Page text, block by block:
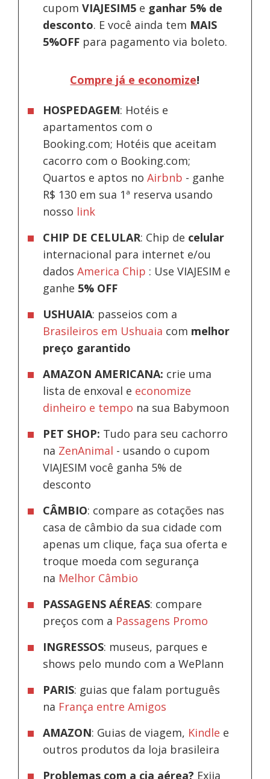
cupomVIAJESIM5 e ganhar 5% de
desconto. E você ainda tem MAIS
5%OFF para pagamento via boleto.
Compre já e economize!
HOSPEDAGEM: Hotéis e
apartamentos com o
Booking.com; Hotéis que aceitam
cacorro com o Booking.com;
Quartos e aptos noAirbnb - ganhe
R$ 130 em sua 1ª reserva usando
nosso link
CHIP DE CELULAR: Chip de celular
internacional para internet e/ou
dadosAmerica Chip : Use VIAJESIM e
ganhe 5% OFF
USHUAIA: passeios com a
Brasileiros em Ushuaia com melhor
preço garantido
AMAZON AMERICANA: crie uma
lista de enxoval e economize
dinheiro e tempo na sua Babymoon
PET SHOP: Tudo para seu cachorro
na ZenAnimal - usando o cupom
VIAJESIM você ganha 5% de
desconto
CÂMBIO: compare as cotações nas
casa de câmbio da sua cidade com
apenas um clique, faça sua oferta e
troque moeda com segurança
na Melhor Câmbio
PASSAGENS AÉREAS: compare
preços com a Passagens Promo
INGRESSOS: museus, parques e
shows pelo mundo com a WePlann
PARIS: guias que falam português
na França entre Amigos
AMAZON: Guias de viagem, Kindle e
outros produtos da loja brasileira
Problemas com a cia aérea? Exija